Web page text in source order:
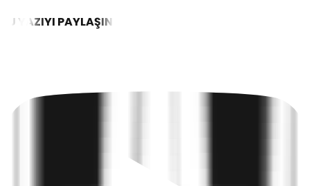
BU YAZIYI PAYLAŞIN